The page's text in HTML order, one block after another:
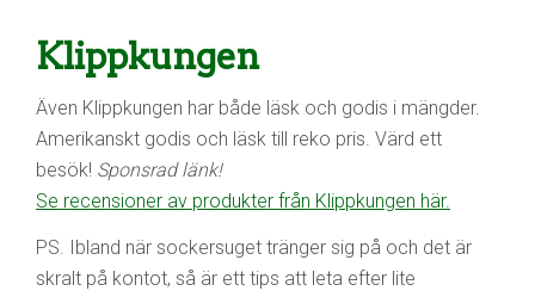
Klippkungen
Även Klippkungen har både läsk och godis i mängder.
Amerikanskt godis och läsk till reko pris. Värd ett
besök! Sponsrad länk!
Se recensioner av produkter från Klippkungen här.
PS. Ibland när sockersuget tränger sig på och det är
skralt på kontot, så är ett tips att leta efter lite